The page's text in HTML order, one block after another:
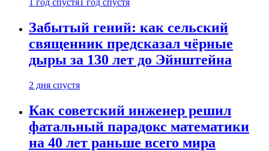
1 год спустя 1 год спустя
Забытый гений: как сельский
священник предсказал чёрные
дыры за 130 лет до Эйнштейна
2 дня спустя
Как советский инженер решил
фатальный парадокс математики
на 40 лет раньше всего мира